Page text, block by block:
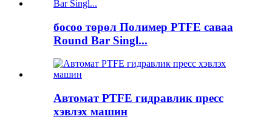
босоо төрөл Полимер PTFE саваа
Round Bar Singl...
Автомат PTFE гидравлик пресс
хэвлэх машин